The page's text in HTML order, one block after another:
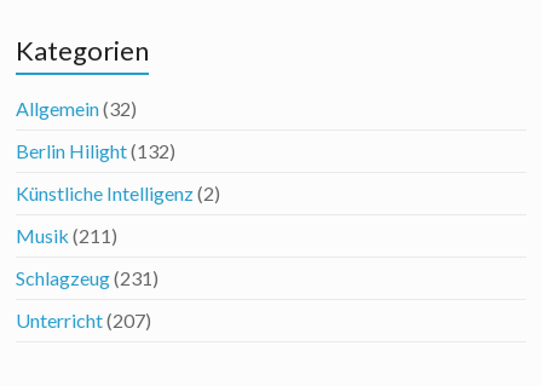
Kategorien
Allgemein(32)
Berlin Hilight(132)
Künstliche Intelligenz(2)
Musik (211)
Schlagzeug(231)
Unterricht(207)